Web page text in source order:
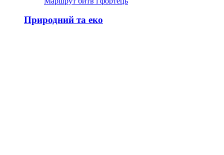
Природний та еко